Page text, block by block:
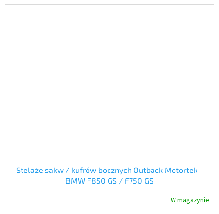
Stelaże sakw / kufrów bocznych Outback Motortek -
BMW F850 GS / F750 GS
W magazynie